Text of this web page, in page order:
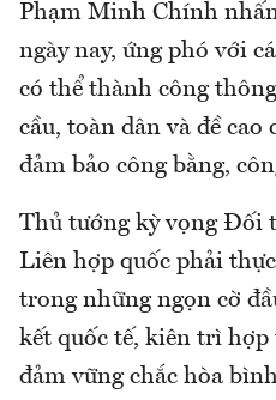
Phạm Minh Chính
ngày nay, ứng phó với
có thể thành công
cầu, toàn dân và đề cao
đảm bảo công bằng,
Thủ tướng kỳ vọng Đối
Liên hợp quốc phải
trong những ngọn cờ
kết quốc tế, kiên trì hợp
đảm vững chắc hòa